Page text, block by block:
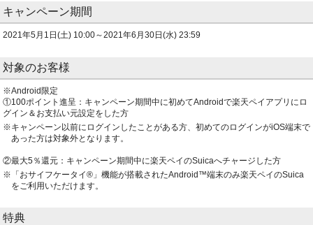
キャンペーン期間
2021年5月1日(土) 10:00～2021年6月30日(水) 23:59
対象のお客様
※Android限定
①100ポイント進呈：キャンペーン期間中に初めてAndroidで楽天ペイアプリにロ
グイン＆お支払い元設定をした方
キャンペーン以前にログインしたことがある方、初めてのログインがiOS端末で
あった方は対象外となります。
②最大5％還元：キャンペーン期間中に楽天ペイのSuicaへチャージした方
「おサイフケータイ® 」機能が搭載されたAndroid™端末のみ楽天ペイのSuica
をご利用いただけます。
特典